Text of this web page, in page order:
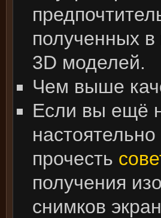
полученных
3D моделей.
Чем выше
Если вы ещё
прочесть
получения
снимков